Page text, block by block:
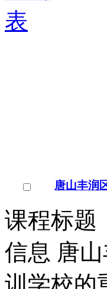
训学校
￥电询
唐山丰润